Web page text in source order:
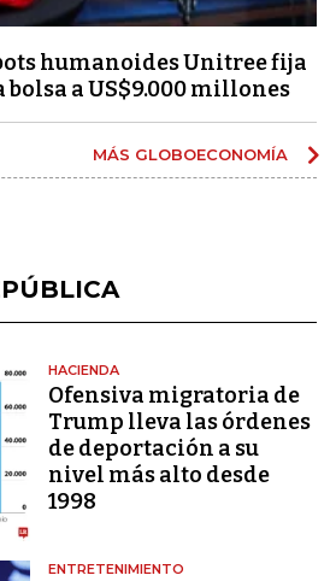
humanoides Unitree fija
bolsa a US$9.000 millones
MÁS GLOBOECONOMÍA
HACIENDA
Ofensiva migratoria de
Trump lleva las órdenes
de deportación a su
nivel más alto desde
1998
ENTRETENIMIENTO